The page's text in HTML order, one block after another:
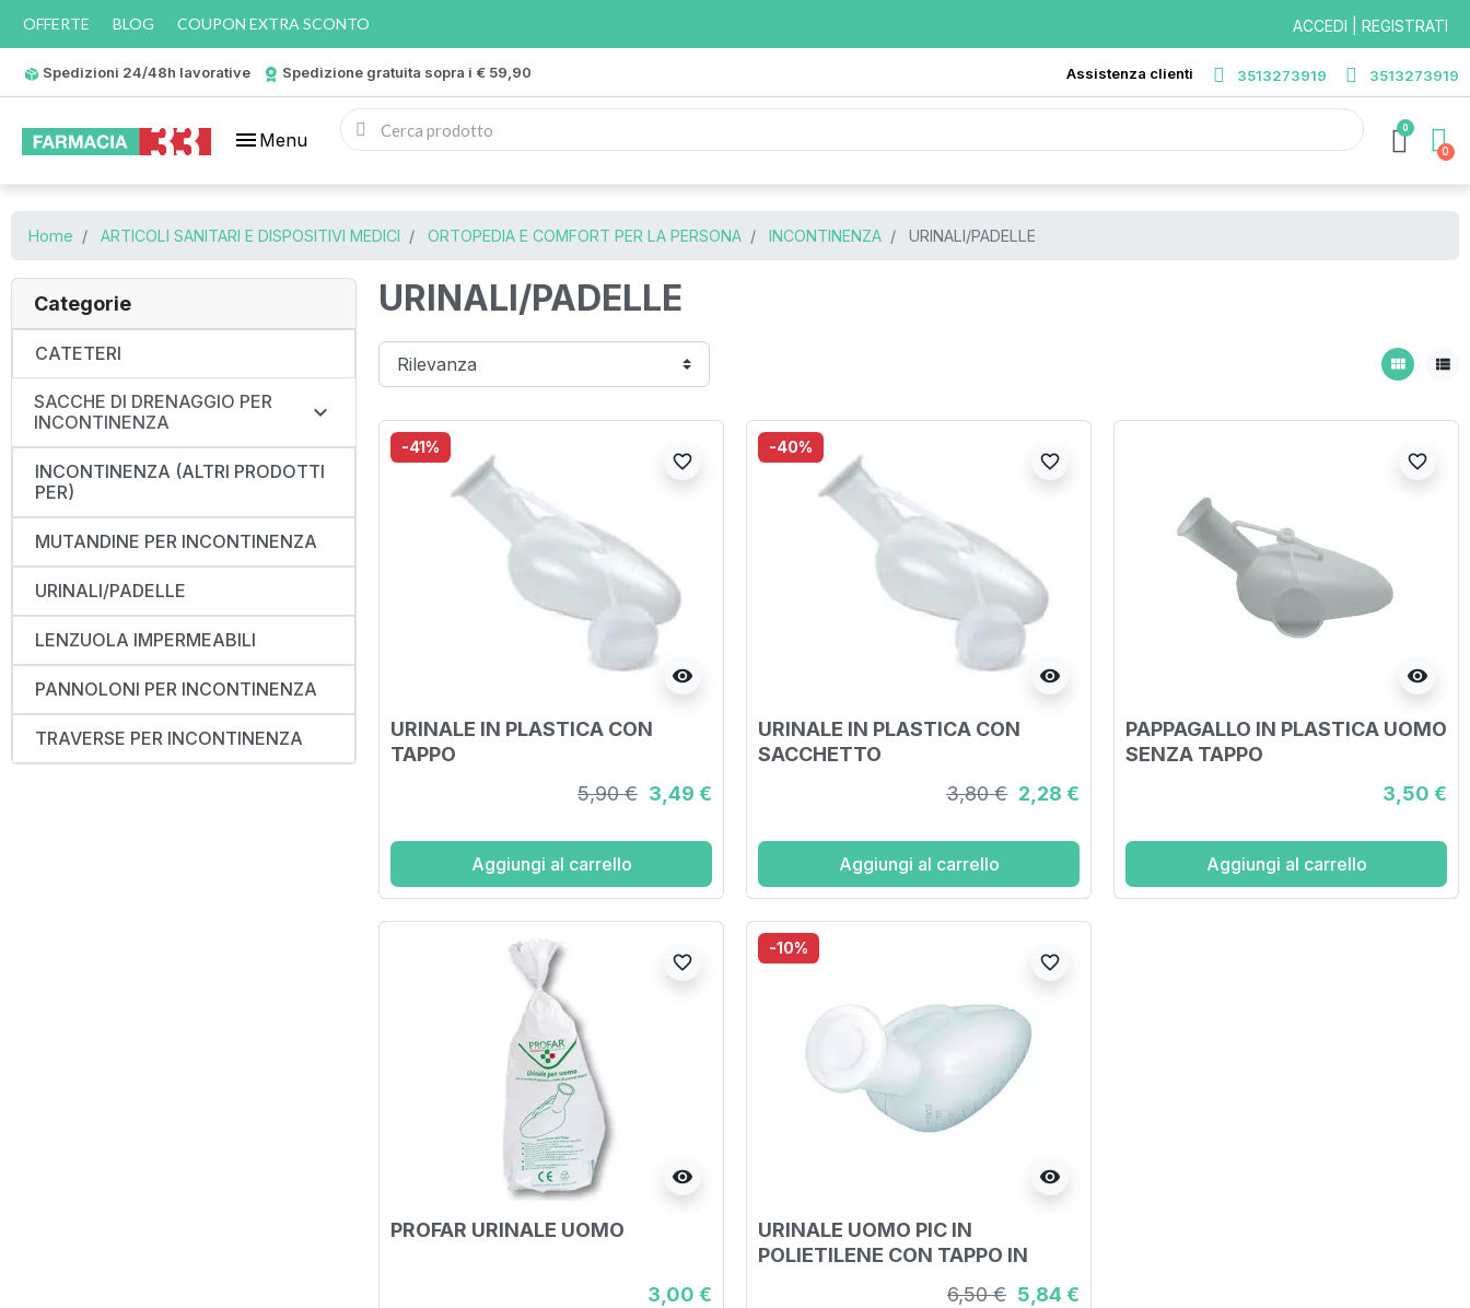
OFFERTE BLOG COUPON EXTRA SCONTO ACCEDI | REGISTRATI
Spedizioni 24/48h lavorative Spedizione gratuita sopra i € 59,90 Assistenza clienti 3513273919 3513273919
menu Menu
0
Home ARTICOLI SANITARI E DISPOSITIVI MEDICI ORTOPEDIA E COMFORT PER LA PERSONA INCONTINENZA URINALI/PADELLE
Categorie
CATETERI
SACCHE DI DRENAGGIO PER
INCONTINENZA

INCONTINENZA (ALTRI PRODOTTI
PER)
MUTANDINE PER INCONTINENZA
URINALI/PADELLE
LENZUOLA IMPERMEABILI
PANNOLONI PER INCONTINENZA
TRAVERSE PER INCONTINENZA
URINALI/PADELLE
view_module view_list
-41%
visibility
favorite_border
URINALE IN PLASTICA CON
TAPPO
5,90 € 3,49 €
Aggiungi al carrello
-40%
visibility
favorite_border
URINALE IN PLASTICA CON
SACCHETTO
3,80 € 2,28 €
Aggiungi al carrello
visibility
favorite_border
PAPPAGALLO IN PLASTICA UOMO
SENZA TAPPO
3,50 €
Aggiungi al carrello
visibility
favorite_border
PROFAR URINALE UOMO
3,00 €
-10%
visibility
favorite_border
URINALE UOMO PIC IN
POLIETILENE CON TAPPO IN
6,50 € 5,84 €